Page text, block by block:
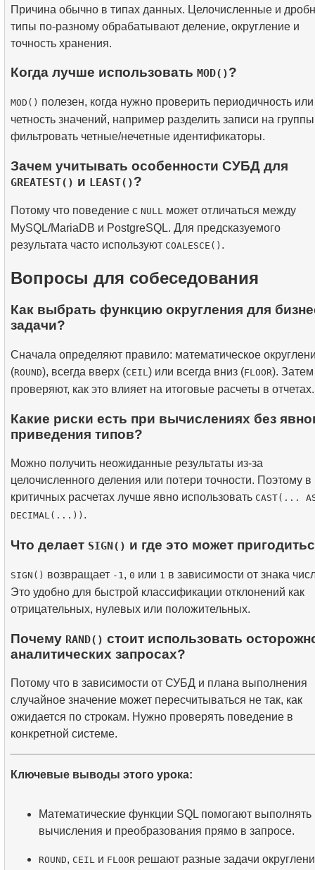
Причина обычно в типах данных. Целочисленные и
типы по-разному обрабатывают деление, округление и
точность хранения.
Когда лучше использовать MOD()?
MOD() полезен, когда нужно проверить периодичность или
четность значений, например разделить записи на
фильтровать четные/нечетные идентификаторы.
Зачем учитывать особенности СУБД для
GREATEST() и LEAST()?
Потому что поведение с NULL может отличаться между
MySQL/MariaDB и PostgreSQL. Для предсказуемого
результата часто используют COALESCE() .
Вопросы для собеседования
Как выбрать функцию округления для
задачи?
Сначала определяют правило: математическое
(ROUND), всегда вверх (CEIL ) или всегда вниз (FLOOR). Затем
проверяют, как это влияет на итоговые расчеты в отчетах.
Какие риски есть при вычислениях без
приведения типов?
Можно получить неожиданные результаты из-за
целочисленного деления или потери точности. Поэтому в
критичных расчетах лучше явно использовать CAST(...
DECIMAL(...)) .
Что делает SIGN() и где это может
SIGN() возвращает -1 , 0 или 1 в зависимости от знака
Это удобно для быстрой классификации отклонений как
отрицательных, нулевых или положительных.
Почему RAND() стоит использовать
аналитических запросах?
Потому что в зависимости от СУБД и плана выполнения
случайное значение может пересчитываться не так, как
ожидается по строкам. Нужно проверять поведение в
конкретной системе.
Ключевые выводы этого урока:
Математические функции SQL помогают выполнять
вычисления и преобразования прямо в запросе.
ROUND, CEIL и FLOOR решают разные задачи